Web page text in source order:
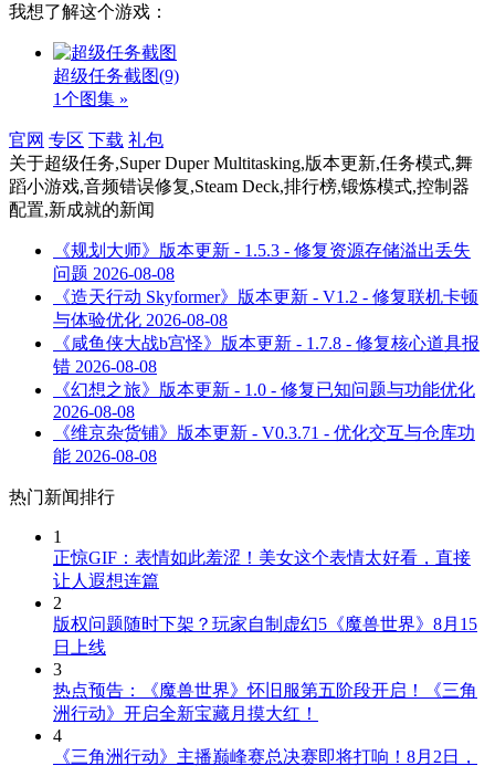
我想了解这个游戏：
超级任务截图(9)
1个图集 »
官网 专区 下载 礼包
关于超级任务,Super Duper Multitasking,版本更新,任务模式,舞
蹈小游戏,音频错误修复,Steam Deck,排行榜,锻炼模式,控制器
配置,新成就的新闻
《规划大师》版本更新 - 1.5.3 - 修复资源存储溢出丢失
问题 2026-08-08
《造天行动 Skyformer》版本更新 - V1.2 - 修复联机卡顿
与体验优化 2026-08-08
《咸鱼侠大战b宫怪》版本更新 - 1.7.8 - 修复核心道具报
错 2026-08-08
《幻想之旅》版本更新 - 1.0 - 修复已知问题与功能优化
2026-08-08
《维京杂货铺》版本更新 - V0.3.71 - 优化交互与仓库功
能 2026-08-08
热门新闻排行
1
正惊GIF：表情如此羞涩！美女这个表情太好看，直接
让人遐想连篇
2
版权问题随时下架？玩家自制虚幻5《魔兽世界》8月15
日上线
3
热点预告：《魔兽世界》怀旧服第五阶段开启！《三角
洲行动》开启全新宝藏月摸大红！
4
《三角洲行动》主播巅峰赛总决赛即将打响！8月2日，